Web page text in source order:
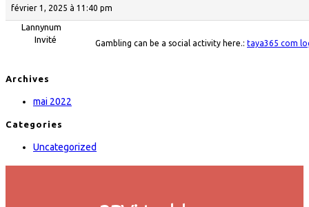
février 1, 2025 à 11:40 pm
Lannynum
Invité
Gambling can be a social activity here.: taya365 com
Archives
mai 2022
Categories
Uncategorized